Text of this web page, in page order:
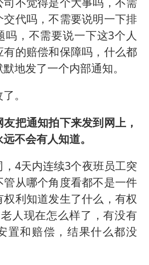
交代吗，不需要说明一下排
吗，不需要说一下这3个人
有的赔偿和保障吗，什么都
地发了一个内部通知。
。
把通知拍下来发到网上，
不会有人知道。
4天内连续3个夜班员工突
管从哪个角度看都不是一件
利知道发生了什么，有权
人现在怎么样了，有没有
置和赔偿，结果什么都没